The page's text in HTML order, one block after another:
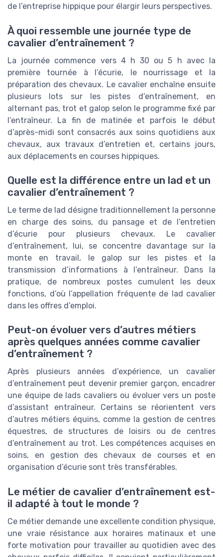
de l’entreprise hippique pour élargir leurs perspectives.
À quoi ressemble une journée type de
cavalier d’entraînement ?
La journée commence vers 4 h 30 ou 5 h avec la
première tournée à l’écurie, le nourrissage et la
préparation des chevaux. Le cavalier enchaîne ensuite
plusieurs lots sur les pistes d’entraînement, en
alternant pas, trot et galop selon le programme fixé par
l’entraîneur. La fin de matinée et parfois le début
d’après-midi sont consacrés aux soins quotidiens aux
chevaux, aux travaux d’entretien et, certains jours,
aux déplacements en courses hippiques.
Quelle est la différence entre un lad et un
cavalier d’entraînement ?
Le terme de lad désigne traditionnellement la personne
en charge des soins, du pansage et de l’entretien
d’écurie pour plusieurs chevaux. Le cavalier
d’entraînement, lui, se concentre davantage sur la
monte en travail, le galop sur les pistes et la
transmission d’informations à l’entraîneur. Dans la
pratique, de nombreux postes cumulent les deux
fonctions, d’où l’appellation fréquente de lad cavalier
dans les offres d’emploi.
Peut-on évoluer vers d’autres métiers
après quelques années comme cavalier
d’entraînement ?
Après plusieurs années d’expérience, un cavalier
d’entraînement peut devenir premier garçon, encadrer
une équipe de lads cavaliers ou évoluer vers un poste
d’assistant entraîneur. Certains se réorientent vers
d’autres métiers équins, comme la gestion de centres
équestres, de structures de loisirs ou de centres
d’entraînement au trot. Les compétences acquises en
soins, en gestion des chevaux de courses et en
organisation d’écurie sont très transférables.
Le métier de cavalier d’entraînement est-
il adapté à tout le monde ?
Ce métier demande une excellente condition physique,
une vraie résistance aux horaires matinaux et une
forte motivation pour travailler au quotidien avec des